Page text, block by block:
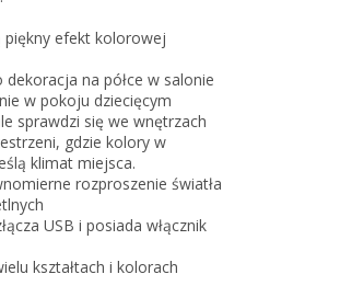
piękny efekt kolorowej
na półce w salonie
w pokoju dziecięcym
sprawdzi się we wnętrzach
gdzie kolory w
klimat miejsca.
rozproszenie światła
USB i posiada włącznik
kształtach i kolorach